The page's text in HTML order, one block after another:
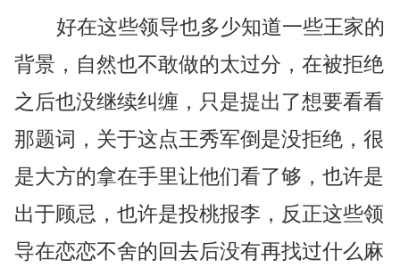
好在这些领导也多少知道一些王家的
背景，自然也不敢做的太过分，在被拒绝
之后也没继续纠缠，只是提出了想要看看
那题词，关于这点王秀军倒是没拒绝，很
是大方的拿在手里让他们看了够，也许是
出于顾忌，也许是投桃报李，反正这些领
导在恋恋不舍的回去后没有再找过什么麻